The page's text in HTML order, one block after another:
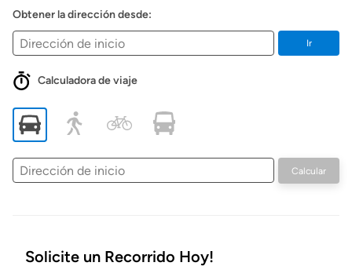
Obtener la dirección desde:
Ir
Calculadora de viaje
Dirección
de
Calcular
Solicite un Recorrido Hoy!